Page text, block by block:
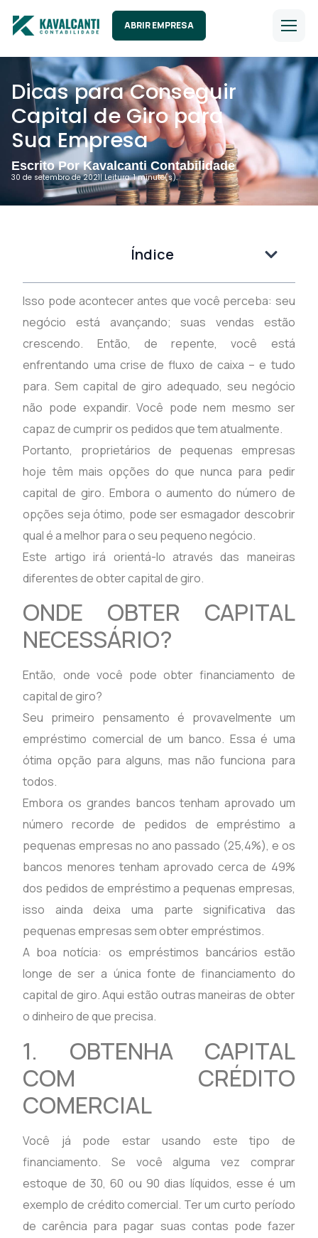
ABRIR EMPRESA
Dicas para Conseguir
Capital de Giro para
Sua Empresa
Escrito Por Kavalcanti Contabilidade
30 de setembro de 2021| Leitura: 1 minuto(s).
Índice
Isso pode acontecer antes que você perceba: seu
negócio está avançando; suas vendas estão
crescendo. Então, de repente, você está
enfrentando uma crise de fluxo de caixa – e tudo
para. Sem capital de giro adequado, seu negócio
não pode expandir. Você pode nem mesmo ser
capaz de cumprir os pedidos que tem atualmente.
Portanto, proprietários de pequenas empresas
hoje têm mais opções do que nunca para pedir
capital de giro. Embora o aumento do número de
opções seja ótimo, pode ser esmagador descobrir
qual é a melhor para o seu pequeno negócio.
Este artigo irá orientá-lo através das maneiras
diferentes de obter capital de giro.
ONDE OBTER CAPITAL
NECESSÁRIO?
Então, onde você pode obter financiamento de
capital de giro?
Seu primeiro pensamento é provavelmente um
empréstimo comercial de um banco. Essa é uma
ótima opção para alguns, mas não funciona para
todos.
Embora os grandes bancos tenham aprovado um
número recorde de pedidos de empréstimo a
pequenas empresas no ano passado (25,4%), e os
bancos menores tenham aprovado cerca de 49%
dos pedidos de empréstimo a pequenas empresas,
isso ainda deixa uma parte significativa das
pequenas empresas sem obter empréstimos.
A boa notícia: os empréstimos bancários estão
longe de ser a única fonte de financiamento do
capital de giro. Aqui estão outras maneiras de obter
o dinheiro de que precisa.
1. OBTENHA CAPITAL
COM CRÉDITO
COMERCIAL
Você já pode estar usando este tipo de
financiamento. Se você alguma vez comprar
estoque de 30, 60 ou 90 dias líquidos, esse é um
exemplo de crédito comercial. Ter um curto período
de carência para pagar suas contas pode fazer